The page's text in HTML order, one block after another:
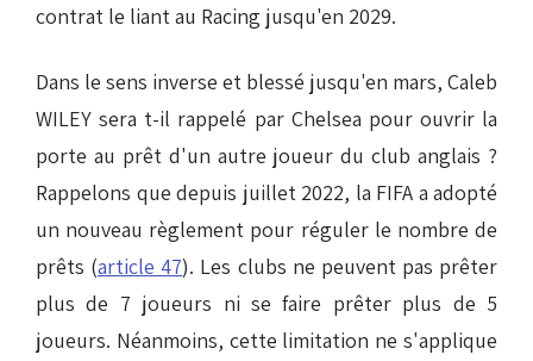
contrat le liant au Racing jusqu'en 2029.
Dans le sens inverse et blessé jusqu'en mars, Caleb
WILEY sera t-il rappelé par Chelsea pour ouvrir la
porte au prêt d'un autre joueur du club anglais ?
Rappelons que depuis juillet 2022, la FIFA a adopté
un nouveau règlement pour réguler le nombre de
prêts (article 47). Les clubs ne peuvent pas prêter
plus de 7 joueurs ni se faire prêter plus de 5
joueurs. Néanmoins, cette limitation ne s'applique